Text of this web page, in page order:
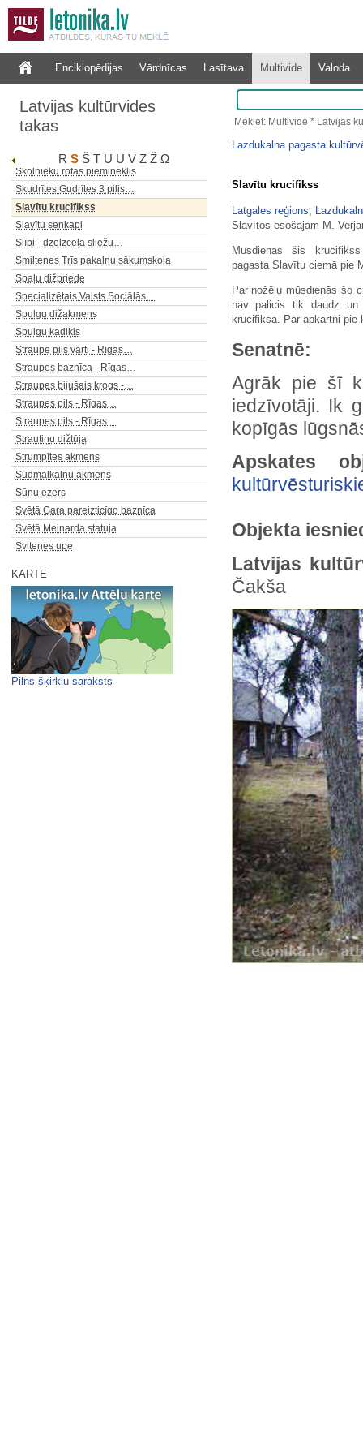
Enciklopēdijas Vārdnīcas Lasītava Multivide Valoda
Latvijas kultūrvides
takas
R S Š T U Ū V Z Ž Ω
Sēlpils lauku sētas Dainu skapis
Senkapi un apmetnes Grobiņā
Siguldas Evaņģēliski Luteriskā…
Siguldas Jaunā pils
Siliņu dižpriede
Simtgadniece Līna Kuģe
Skats uz HES Pilsrundālē
Skolnieku rotas piemineklis
Skudrītes Gudrītes 3 pilis…
Slavītu krucifikss
Slavītu senkapi
Slīpi - dzelzceļa sliežu…
Smiltenes Trīs pakalnu sākumskola
Spaļu dižpriede
Specializētais Valsts Sociālās…
Spulgu dižakmens
Spulgu kadiķis
Straupe pils vārti - Rīgas…
Straupes baznīca - Rīgas…
Straupes bijušais krogs -…
Straupes pils - Rīgas…
Straupes pils - Rīgas…
Strautiņu dižtūja
Strumpītes akmens
Sudmalkalnu akmens
Sūnu ezers
Svētā Gara pareizticīgo baznīca
Svētā Meinarda statuja
Svitenes upe
KARTE
Pilns šķirkļu saraksts
Meklēt: Multivide * Latvijas
Lazdukalna pagasta
Slavītu krucifikss
Latgales reģions
Slavītos esošajām M.
Mūsdienās šis
pagasta Slavītu ciemā pie
Par nožēlu mūsdienās šo
nav palicis tik daudz
krucifiksa. Par apkārtni pie
Senatnē:
Agrāk pie šī
iedzīvotāji. Ik
kopīgās
Apskates
Objekta
Latvijas
Čakša